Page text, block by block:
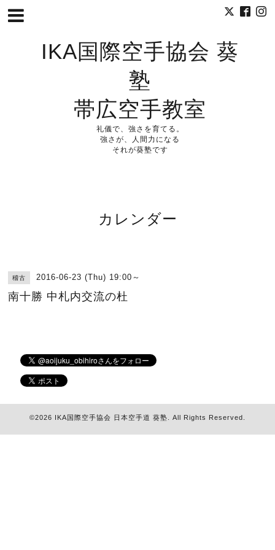
IKA国際空手協会 葵
塾
帯広空手教室
礼儀で、強さを育てる。
強さが、人間力になる
それが葵塾です
カレンダー
稽古 2016-06-23 (Thu) 19:00～
南十勝 中札内交流の杜
©2026 IKA国際空手協会 日本空手道 葵塾 . All Rights Reserved.